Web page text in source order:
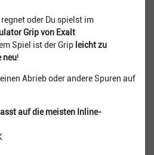
oder Du spielst im
Grip von Exalt
Spiel ist der Grip leicht zu
neu!
Abrieb oder andere Spuren auf
auf die meisten Inline-